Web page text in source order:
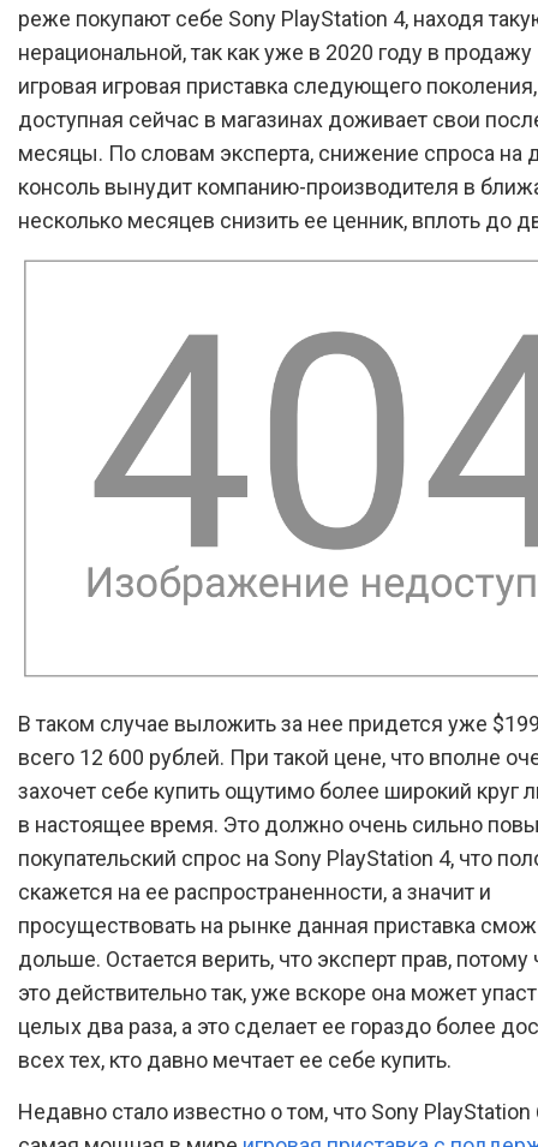
реже покупают себе Sony PlayStation 4, находя
нерациональной, так как уже в 2020 году в продажу
игровая игровая приставка следующего поколения,
доступная сейчас в магазинах доживает свои
месяцы. По словам эксперта, снижение спроса на
консоль вынудит компанию-производителя в
несколько месяцев снизить ее ценник, вплоть до
В таком случае выложить за нее придется уже
всего 12 600 рублей. При такой цене, что вполне
захочет себе купить ощутимо более широкий круг
в настоящее время. Это должно очень сильно
покупательский спрос на Sony PlayStation 4, что
скажется на ее распространенности, а значит и
просуществовать на рынке данная приставка
дольше. Остается верить, что эксперт прав, потому
это действительно так, уже вскоре она может
целых два раза, а это сделает ее гораздо более
всех тех, кто давно мечтает ее себе купить.
Недавно стало известно о том, что Sony PlayStation